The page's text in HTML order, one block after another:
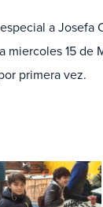
a Josefa
15 de
primera vez.